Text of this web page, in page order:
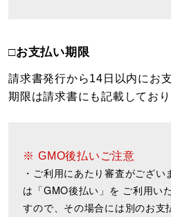
□お支払い期限
請求書発行から14日以内にお
期限は請求書にも記載しており
※ GMO後払いご注意
・ご利用にあたり審査がござ
は「GMO後払い」を ご利用い
すので、その場合には別のお支